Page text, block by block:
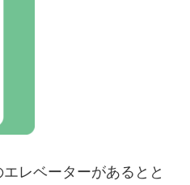
レベーターがあるとと